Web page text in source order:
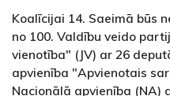
Koalīcijai 14. Saeimā būs
no 100. Valdību veido
vienotība" (JV) ar 26
apvienība "Apvienotais
Nacionālā apvienība (NA)